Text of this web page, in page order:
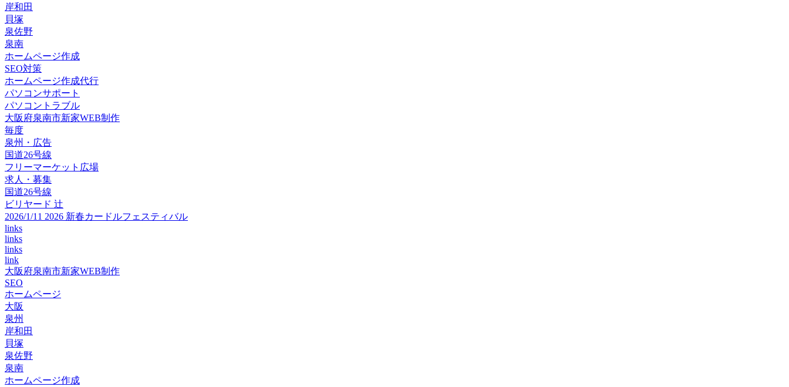
岸和田
貝塚
泉佐野
泉南
ホームページ作成
SEO対策
ホームページ作成代行
パソコンサポート
パソコントラブル
大阪府泉南市新家WEB制作
毎度
泉州・広告
国道26号線
フリーマーケット広場
求人・募集
国道26号線
ビリヤード 辻
2026/1/11 2026 新春カードルフェスティバル
links
links
links
link
大阪府泉南市新家WEB制作
SEO
ホームページ
大阪
泉州
岸和田
貝塚
泉佐野
泉南
ホームページ作成